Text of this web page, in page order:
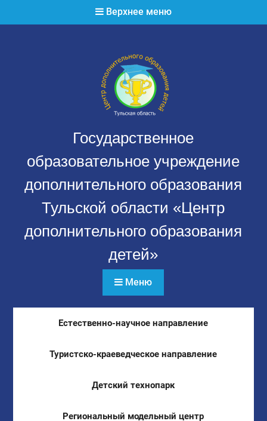
Верхнее меню
Государственное
образовательное учреждение
дополнительного образования
Тульской области «Центр
дополнительного образования
детей»
Меню
Естественно-научное направление
Туристско-краеведческое направление
Детский технопарк
Региональный модельный центр